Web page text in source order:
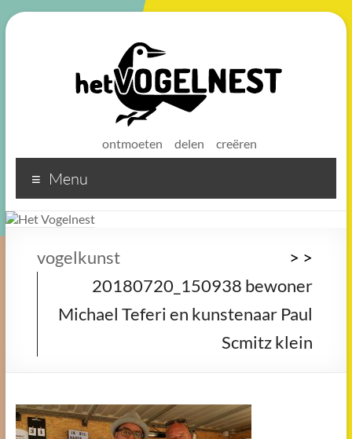
ontmoeten delen creëren
Het
Vogelnest
koffie
Menu
>
vogelkunst
>
20180720_150938 bewoner
Michael Teferi en kunstenaar Paul
Scmitz klein